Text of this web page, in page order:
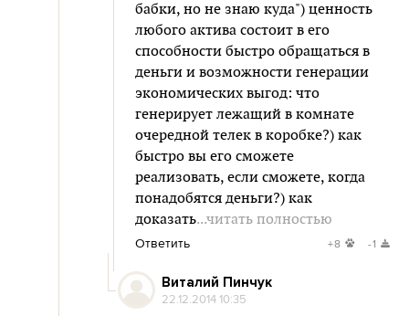
бабки, но не знаю куда") ценность
любого актива состоит в его
способности быстро обращаться в
деньги и возможности генерации
экономических выгод: что
генерирует лежащий в комнате
очередной телек в коробке?) как
быстро вы его сможете
реализовать, если сможете, когда
понадобятся деньги?) как
доказать...читать полностью
Ответить +8 -1
Виталий Пинчук
22.12.2014 10:35